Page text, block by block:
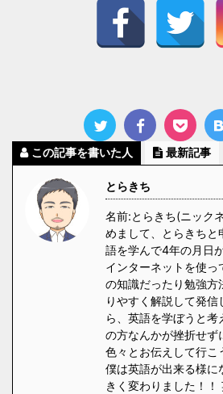
この記事を書いた人 最新記事
とらきち
名前:とらきち(ニック
めまして、とらきちと
語を学んで4年の月日
インターネットを使
の知識だったり勉強方
りやすく解説して発
ら、英語を学ぼうと
の方なんかが挫折せず
色々とお伝えして行こ
僕は英語が出来る様に
きく変わりました！